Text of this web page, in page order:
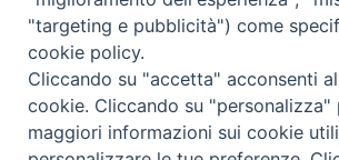
seguici su
Informativa Privacy
"targeting e pubblicità") come
cookie policy.
Cliccando su "accetta" acconsenti
cookie. Cliccando su "personalizza"
maggiori informazioni sui cookie